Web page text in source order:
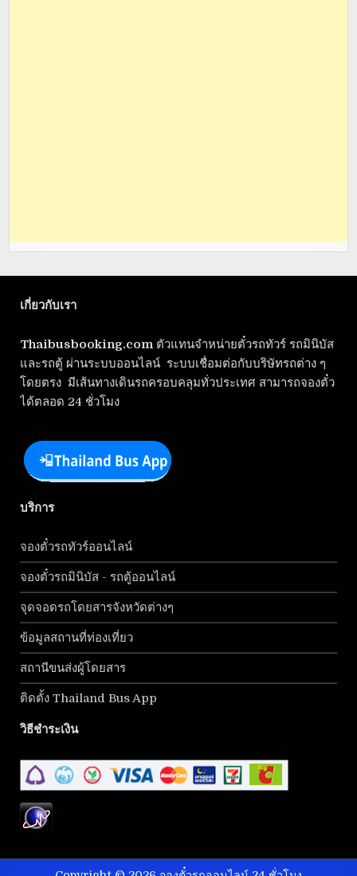
เกี่ยวกับเรา
Thaibusbooking.com ตัวแทนจำหน่ายตั๋วรถทัวร์ รถมินิบัส
และรถตู้ ผ่านระบบออนไลน์ ระบบเชื่อมต่อกับบริษัทรถต่าง ๆ
โดยตรง มีเส้นทางเดินรถครอบคลุมทั่วประเทศ สามารถจองตั๋ว
ได้ตลอด 24 ชั่วโมง
บริการ
จองตั๋วรถทัวร์ออนไลน์
จองตั๋วรถมินิบัส - รถตู้ออนไลน์
จุดจอดรถโดยสารจังหวัดต่างๆ
ข้อมูลสถานที่ท่องเที่ยว
สถานีขนส่งผู้โดยสาร
ติดตั้ง Thailand Bus App
วิธีชำระเงิน